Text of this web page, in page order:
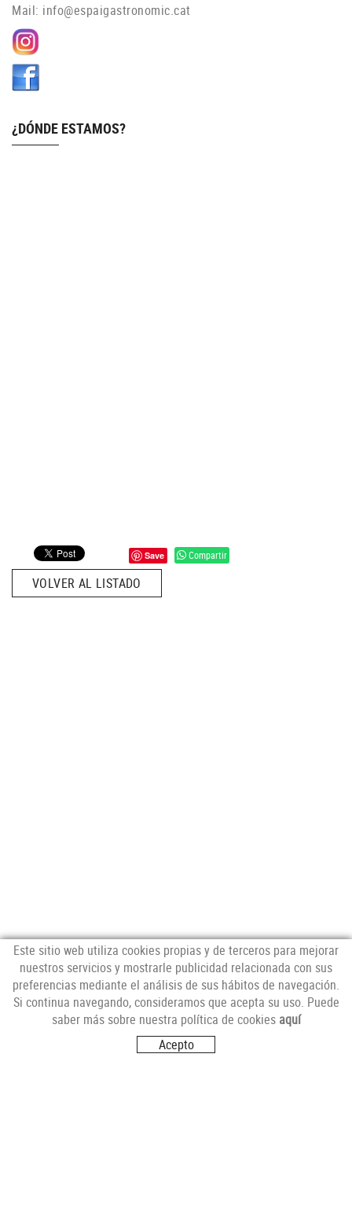
Mail: info@espaigastronomic.cat
¿DÓNDE ESTAMOS?
Save Compartir
VOLVER AL LISTADO
NEWSLETTER
Este sitio web utiliza cookies propias y de terceros para mejorar
nuestros servicios y mostrarle publicidad relacionada con sus
preferencias mediante el análisis de sus hábitos de navegación.
Si continua navegando, consideramos que acepta su uso. Puede
saber más sobre nuestra política de cookies aquí
Acepto